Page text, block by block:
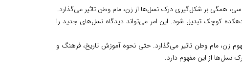
همگی بر شکل‌گیری درک نسل‌ها از زن، مام وطن تاثیر می‌گذارد.
کوچک تبدیل شود. این امر می‌تواند دیدگاه نسل‌های جدید را
زن، مام وطن تاثیر می‌گذارد. حتی نحوه آموزش تاریخ، فرهنگ و
از این مفهوم دارد.